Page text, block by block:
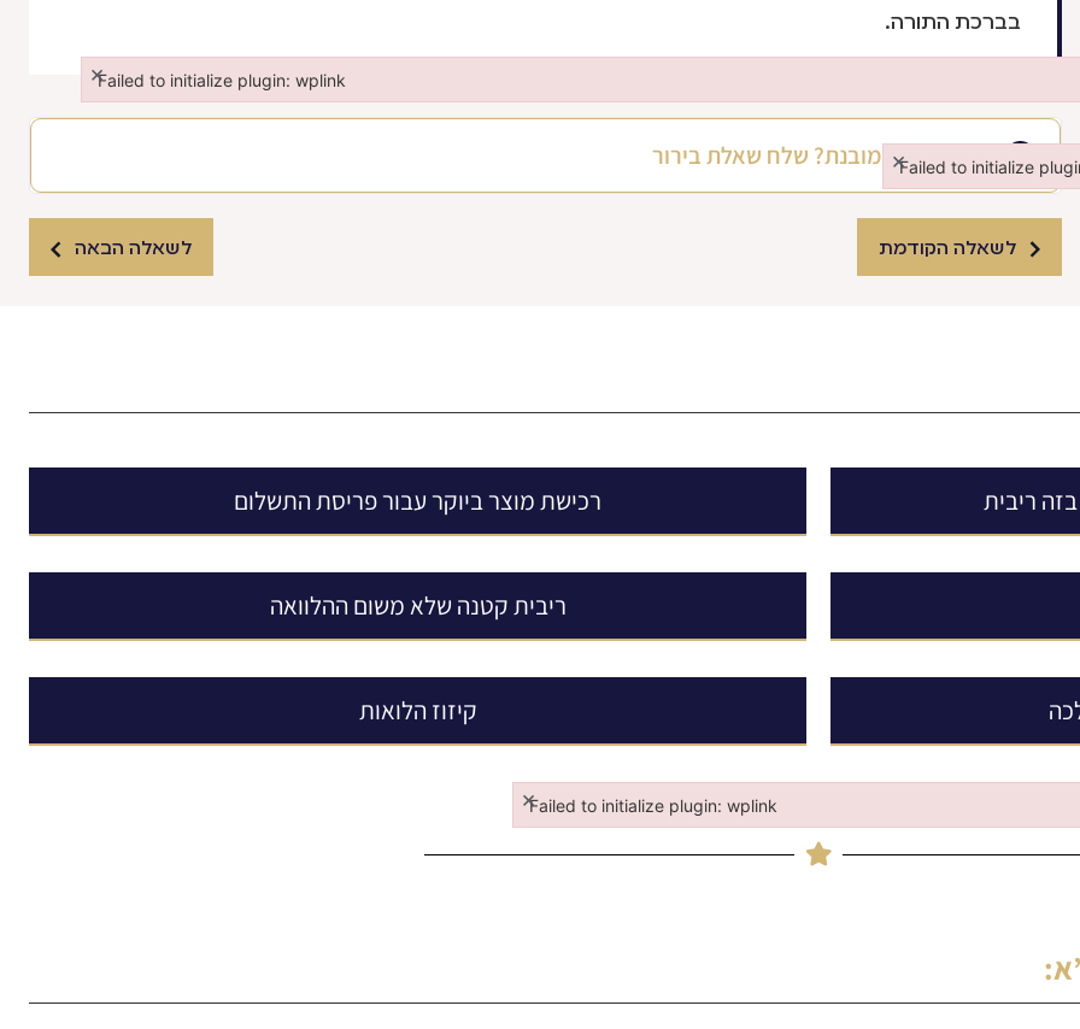
בברכת התורה.
התשובה לא מובנת? שלח שאלת בירור
לשאלה הקודמת לשאלה הבאה
ריבית רכישת מוצר ביוקר עבור פריסת התשלום
ריבית קטנה שלא משום ההלוואה
קיזוז הלואות
:
Failed to initialize plugin: wplink
×
Failed to initialize plugin: wplink
Failed to initialize
×
Failed to initialize
Failed to initialize plugin: wplink
×
Failed to initialize plugin: wplink